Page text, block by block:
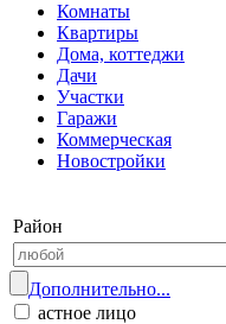
Комнаты
Квартиры
Дома, коттеджи
Дачи
Участки
Гаражи
Коммерческая
Новостройки
Район
Дополнительно...
астное лицо